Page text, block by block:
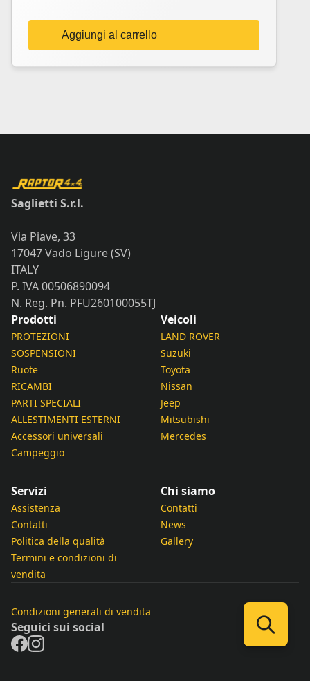
Aggiungi al carrello
Saglietti S.r.l.
Via Piave, 33
17047 Vado Ligure (SV)
ITALY
P. IVA 00506890094
N. Reg. Pn. PFU260100055TJ
Prodotti
PROTEZIONI
SOSPENSIONI
Ruote
RICAMBI
PARTI SPECIALI
ALLESTIMENTI ESTERNI
Accessori universali
Campeggio
Veicoli
LAND ROVER
Suzuki
Toyota
Nissan
Jeep
Mitsubishi
Mercedes
Servizi
Assistenza
Contatti
Politica della qualità
Termini e condizioni di
vendita
Chi siamo
Contatti
News
Gallery
Condizioni generali di vendita
Seguici sui social